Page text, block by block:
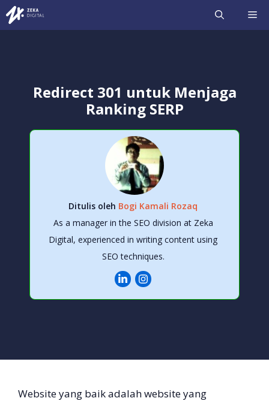
Langsung
ke
Redirect 301 untuk Menjaga
Ranking SERP
Ditulis oleh Bogi Kamali Rozaq
As a manager in the SEO division at Zeka
Digital, experienced in writing content using
SEO techniques.
Website yang baik adalah website yang